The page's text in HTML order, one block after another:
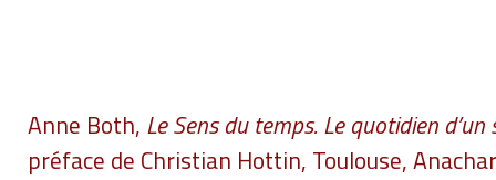
Anne Both, Le Sens du temps. Le quotidien
préface de Christian Hottin, Toulouse,